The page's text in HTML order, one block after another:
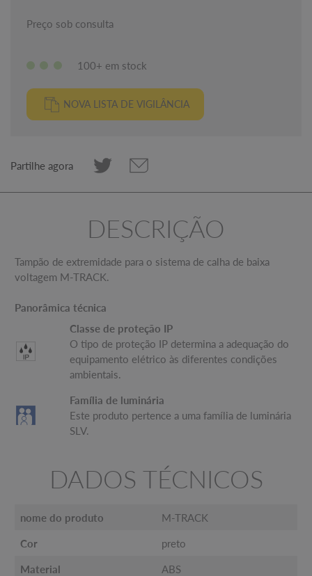
Preço sob consulta
100+ em stock
NOVA LISTA DE VIGILÂNCIA
Partilhe agora
DESCRIÇÃO
Tampão de extremidade para o sistema de calha de baixa
voltagem M-TRACK.
Panorâmica técnica
Classe de proteção IP
O tipo de proteção IP determina a adequação do
equipamento elétrico às diferentes condições
ambientais.
Família de luminária
Este produto pertence a uma família de luminária
SLV.
DADOS TÉCNICOS
nome do produto M-TRACK
Cor preto
Material ABS